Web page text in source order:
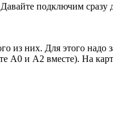
подключим сразу
из них. Для этого надо
А0 и А2 вместе). На